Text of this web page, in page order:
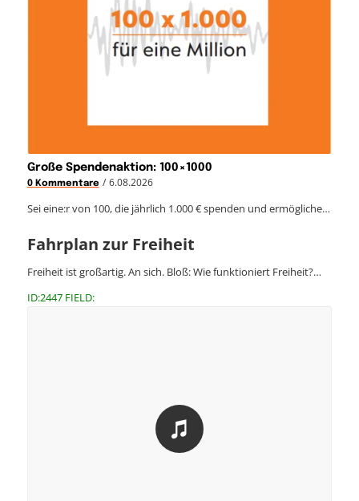
Große Spendenaktion: 100×1000
0 Kommentare / 6.08.2026
Sei eine:r von 100, die jährlich 1.000 € spenden und ermögliche…
Fahrplan zur Freiheit
Freiheit ist großartig. An sich. Bloß: Wie funktioniert Freiheit?…
ID:2447 FIELD: